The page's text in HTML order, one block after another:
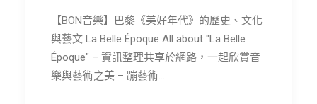
【BON音樂】巴黎《美好年代》的歷史、文化
與藝文 La Belle Époque All about "La Belle
Époque" – 資訊整理共享於網路，一起欣賞音
樂與藝術之美 – 蹦藝術…